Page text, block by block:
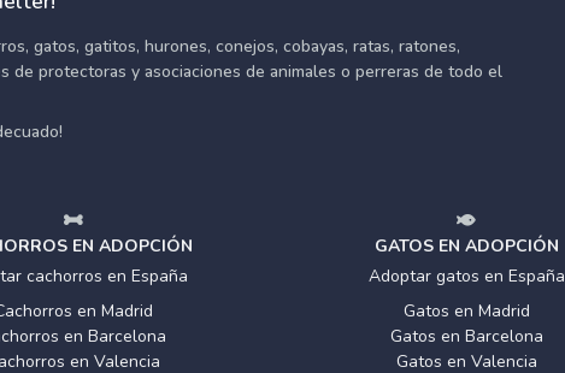
gatos, gatitos, hurones, conejos, cobayas, ratas, ratones,
de protectoras y asociaciones de animales o perreras de todo el
EN ADOPCIÓN
cachorros en España
en Madrid
en Barcelona
en Valencia
GATOS EN ADOPCIÓN
Adoptar gatos en España
Gatos en Madrid
Gatos en Barcelona
Gatos en Valencia